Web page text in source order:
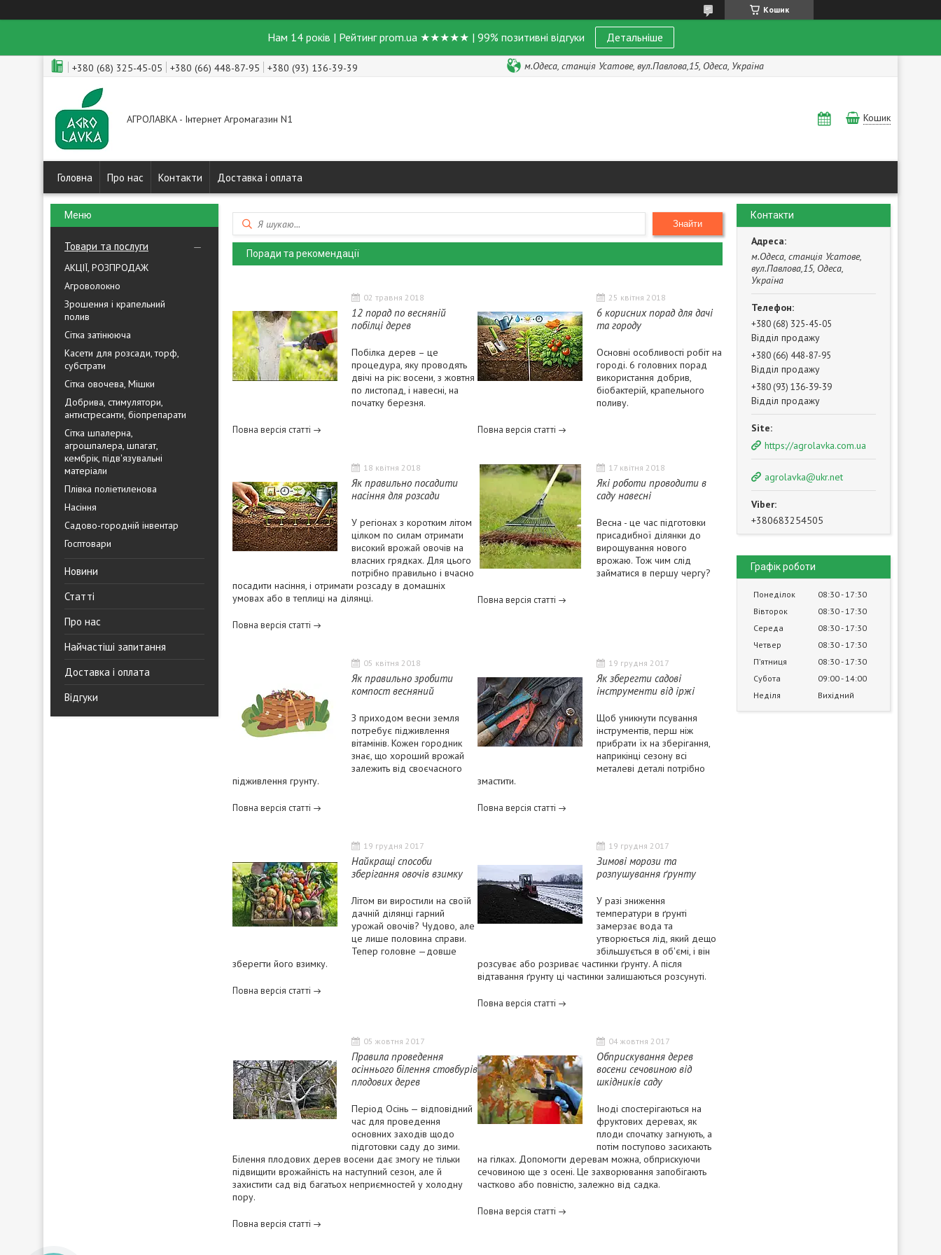
Кошик
Нам 14 років | Рейтинг prom.ua ★★★★★ | 99% позитивні відгуки Детальніше
+380 (68) 325-45-05 +380 (66) 448-87-95 +380 (93) 136-39-39 м.Одеса, станція Усатове, вул.Павлова,15, Одеса, Україна
АГРОЛАВКА - Інтернет Агромагазин N1 Кошик
Головна Про нас Контакти Доставка і оплата
Товари та послуги
АКЦІЇ, РОЗПРОДАЖ
Агроволокно
Зрошення і крапельний
полив
Сітка затінююча
Касети для розсади, торф,
субстрати
Сітка овочева, Мішки
Добрива, стимулятори,
антистресанти, біопрепарати
Сітка шпалерна,
агрошпалера, шпагат,
кембрік, підв'язувальні
матеріали
Плівка поліетиленова
Насіння
Садово-городній інвентар
Госптовари
Новини
Статті
Про нас
Найчастіші запитання
Доставка і оплата
Відгуки
Знайти
Поради та рекомендації
02 травня 2018
12 порад по весняній
побілці дерев
Побілка дерев – це
процедура, яку проводять
двічі на рік: восени, з жовтня
по листопад, і навесні, на
початку березня.
Повна версія статті
25 квітня 2018
6 корисних порад для дачі
та городу
Основні особливості робіт на
городі. 6 головних порад
використання добрив,
біобактерій, крапельного
поливу.
Повна версія статті
18 квітня 2018
Як правильно посадити
насіння для розсади
У регіонах з коротким літом
цілком по силам отримати
високий врожай овочів на
власних грядках. Для цього
потрібно правильно і вчасно
посадити насіння, і отримати розсаду в домашніх
умовах або в теплиці на ділянці.
Повна версія статті
17 квітня 2018
Які роботи проводити в
саду навесні
Весна - це час підготовки
присадибної ділянки до
вирощування нового
врожаю. Тож чим слід
займатися в першу чергу?
Повна версія статті
05 квітня 2018
Як правильно зробити
компост весняний
З приходом весни земля
потребує підживлення
вітамінів. Кожен городник
знає, що хороший врожай
залежить від своєчасного
підживлення грунту.
Повна версія статті
19 грудня 2017
Як зберегти садові
інструменти від іржі
Щоб уникнути псування
інструментів, перш ніж
прибрати їх на зберігання,
наприкінці сезону всі
металеві деталі потрібно
змастити.
Повна версія статті
19 грудня 2017
Найкращі способи
зберігання овочів взимку
Літом ви виростили на своїй
дачній ділянці гарний
урожай овочів? Чудово, але
це лише половина справи.
Тепер головне —довше
зберегти його взимку.
Повна версія статті
19 грудня 2017
Зимові морози та
розпушування ґрунту
У разі зниження
температури в ґрунті
замерзає вода та
утворюється лід, який дещо
збільшується в об'ємі, і він
розсуває або розриває частинки ґрунту. А після
відтавання ґрунту ці частинки залишаються розсунуті.
Повна версія статті
05 жовтня 2017
Правила проведення
осіннього білення стовбурів
плодових дерев
Період Осінь — відповідний
час для проведення
основних заходів щодо
підготовки саду до зими.
Білення плодових дерев восени дає змогу не тільки
підвищити врожайність на наступний сезон, але й
захистити сад від багатьох неприємностей у холодну
пору.
Повна версія статті
04 жовтня 2017
Обприскування дерев
восени сечовиною від
шкідників саду
Іноді спостерігаються на
фруктових деревах, як
плоди спочатку загнують, а
потім поступово засихають
на гілках. Допомогти деревам можна, обприскуючи
сечовиною ще з осені. Це захворювання запобігають
частково або повністю, залежно від садка.
Повна версія статті
Контакти
м.Одеса, станція Усатове,
вул.Павлова,15, Одеса,
Україна
+380 (68) 325-45-05
Відділ продажу
+380 (66) 448-87-95
Відділ продажу
+380 (93) 136-39-39
Відділ продажу
https://agrolavka.com.ua
agrolavka@ukr.net
+380683254505
Графік роботи
Понеділок 08:30 17:30
Вівторок
08:30 17:30
Середа
08:30 17:30
Четвер
08:30 17:30
Пʼятниця
08:30 17:30
Субота
09:00 14:00
Неділя
Вихідний